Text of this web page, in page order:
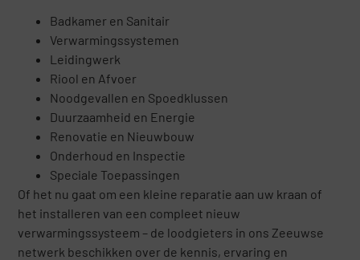
Badkamer en Sanitair
Verwarmingssystemen
Leidingwerk
Riool en Afvoer
Noodgevallen en Spoedklussen
Duurzaamheid en Energie
Renovatie en Nieuwbouw
Onderhoud en Inspectie
Speciale Toepassingen
Of het nu gaat om een kleine reparatie aan uw kraan of
het installeren van een compleet nieuw
verwarmingssysteem – de loodgieters in ons Zeeuwse
netwerk beschikken over de kennis, ervaring en